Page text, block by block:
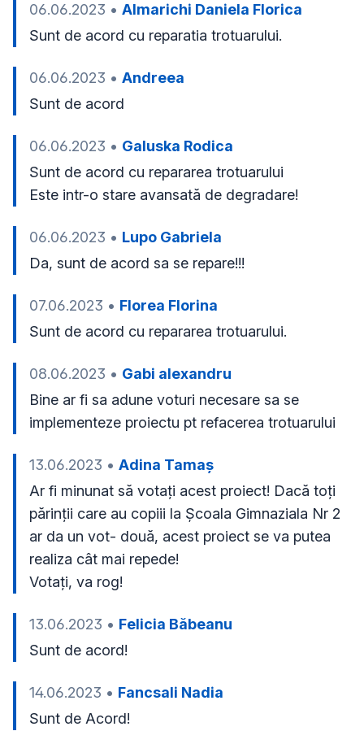
06.06.2023 • Almarichi Daniela Florica
Sunt de acord cu reparatia trotuarului.
06.06.2023 • Andreea
Sunt de acord
06.06.2023 • Galuska Rodica
Sunt de acord cu repararea trotuarului
Este intr-o stare avansată de degradare!
06.06.2023 • Lupo Gabriela
Da, sunt de acord sa se repare!!!
07.06.2023 • Florea Florina
Sunt de acord cu repararea trotuarului.
08.06.2023 • Gabi alexandru
Bine ar fi sa adune voturi necesare sa se
implementeze proiectu pt refacerea trotuarului
13.06.2023 • Adina Tamaș
Ar fi minunat să votați acest proiect! Dacă toți
părinții care au copiii la Școala Gimnaziala Nr 2
ar da un vot- două, acest proiect se va putea
realiza cât mai repede!
Votați, va rog!
13.06.2023 • Felicia Băbeanu
Sunt de acord!
14.06.2023 • Fancsali Nadia
Sunt de Acord!